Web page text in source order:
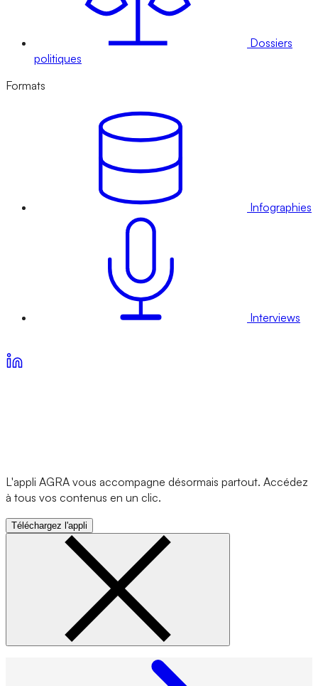
Dossiers
politiques
Formats
Infographies
Interviews
L'appli AGRA vous accompagne désormais partout. Accédez
à tous vos contenus en un clic.
Téléchargez l'appli